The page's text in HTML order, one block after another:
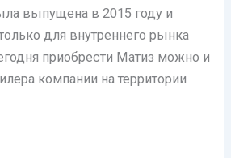
выпущена в 2015 году и
для внутреннего рынка
приобрести Матиз можно и
компании на территории